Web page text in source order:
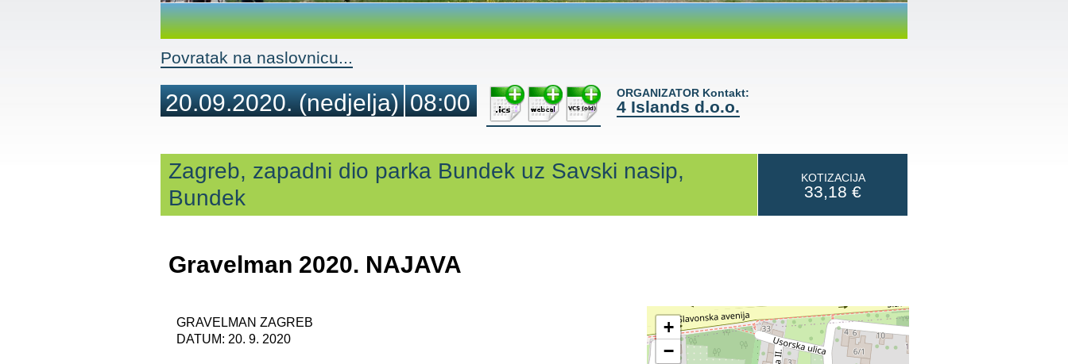
Povratak na naslovnicu...
20.09.2020.(nedjelja) 08:00 ORGANIZATOR Kontakt:
4 Islands d.o.o.
Zagreb, zapadni dio parka Bundek uz Savski nasip,
Bundek
KOTIZACIJA
33,18 €
Gravelman 2020. NAJAVA
GRAVELMAN ZAGREB
DATUM: 20. 9. 2020
+
−